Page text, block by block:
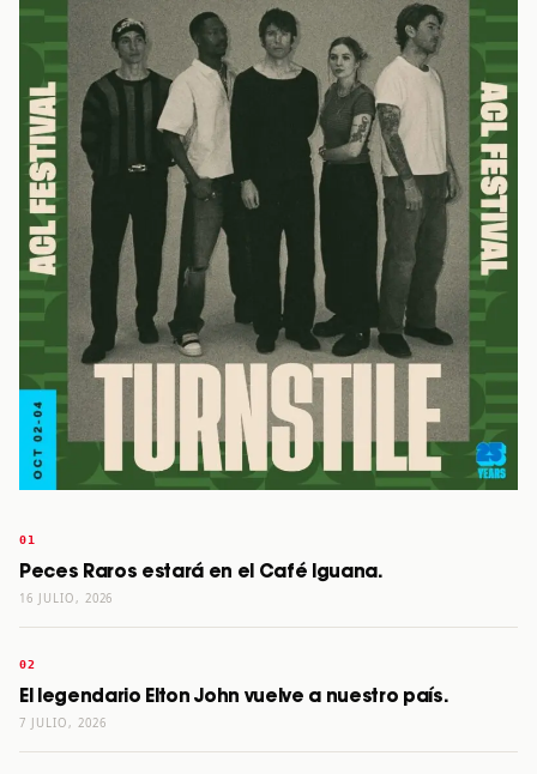
Peces Raros estará en el Café Iguana.
16 JULIO, 2026
El legendario Elton John vuelve a nuestro país.
7 JULIO, 2026